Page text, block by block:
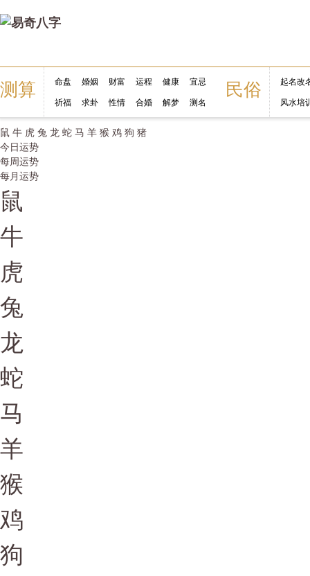
测算 命盘 婚姻 财富 运程 健康 宜忌
祈福 求卦 性情 合婚 解梦 测名
民俗 起名改
风水培
鼠 牛 虎 兔 龙 蛇 马 羊 猴 鸡 狗 猪
今日运势
每周运势
每月运势
鼠
牛
虎
兔
龙
蛇
马
羊
猴
鸡
狗